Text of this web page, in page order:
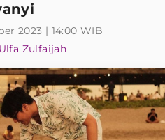
2023 | 14:00 WIB
Zulfaijah